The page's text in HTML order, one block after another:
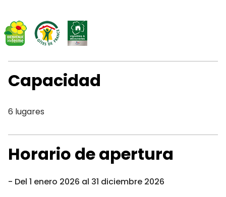
Capacidad
6 lugares
Horario de apertura
Del 1 enero 2026 al 31 diciembre 2026